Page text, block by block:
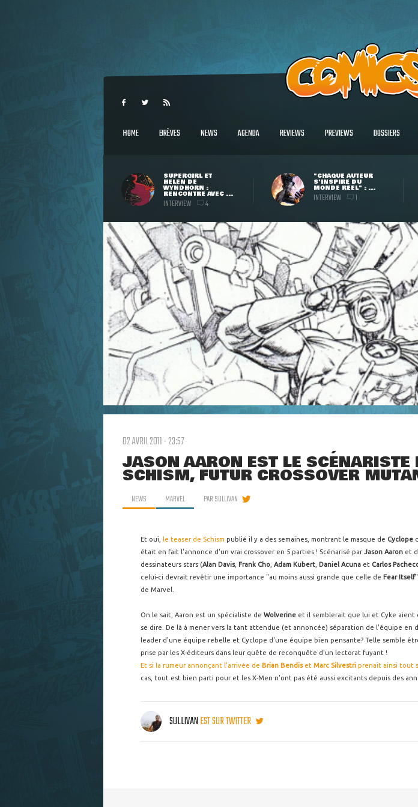
HOME BRÈVES NEWS AGENDA REVIEWS PREVIEWS DOSSIERS
SUPERGIRL ET
HELEN DE
WYNDHORN :
RENCONTRE AVEC ...
INTERVIEW 4
"CHAQUE AUTEUR
S'INSPIRE DU
MONDE RÉEL" : ...
INTERVIEW 1
02 AVRIL 2011 - 23:57
JASON AARON EST LE SCÉNARISTE
SCHISM, FUTUR CROSSOVER
NEWS MARVEL PARSULLIVAN
Et oui, le teaser de Schism publié il y a des semaines, montrant le masque de Cyclope
était en fait l'annonce d'un vrai crossover en 5 parties ! Scénarisé parJason Aaron et
dessinateurs stars (Alan Davis, Frank Cho Adam Kubert Daniel Acuna et Carlos
celui-ci devrait revêtir une importance "au moins aussi grande que celle de Fear Itself
de Marvel.
On le sait, Aaron est un spécialiste de Wolverine et il semblerait que lui et Cyke aient
se dire. De là à mener vers la tant attendue (et annoncée) séparation de l'équipe en
leader d'une équipe rebelle et Cyclope d'une équipe bien pensante? Telle semble
prise par les X-éditeurs dans leur quête de reconquête d'un lectorat fuyant !
Et si la rumeur annonçant l'arrivée de Brian Bendiset Marc Silvestri prenait ainsi tout
cas, tout est bien parti pour et les X-Men n'ont pas été aussi excitants depuis des
SULLIVANEST SUR TWITTER